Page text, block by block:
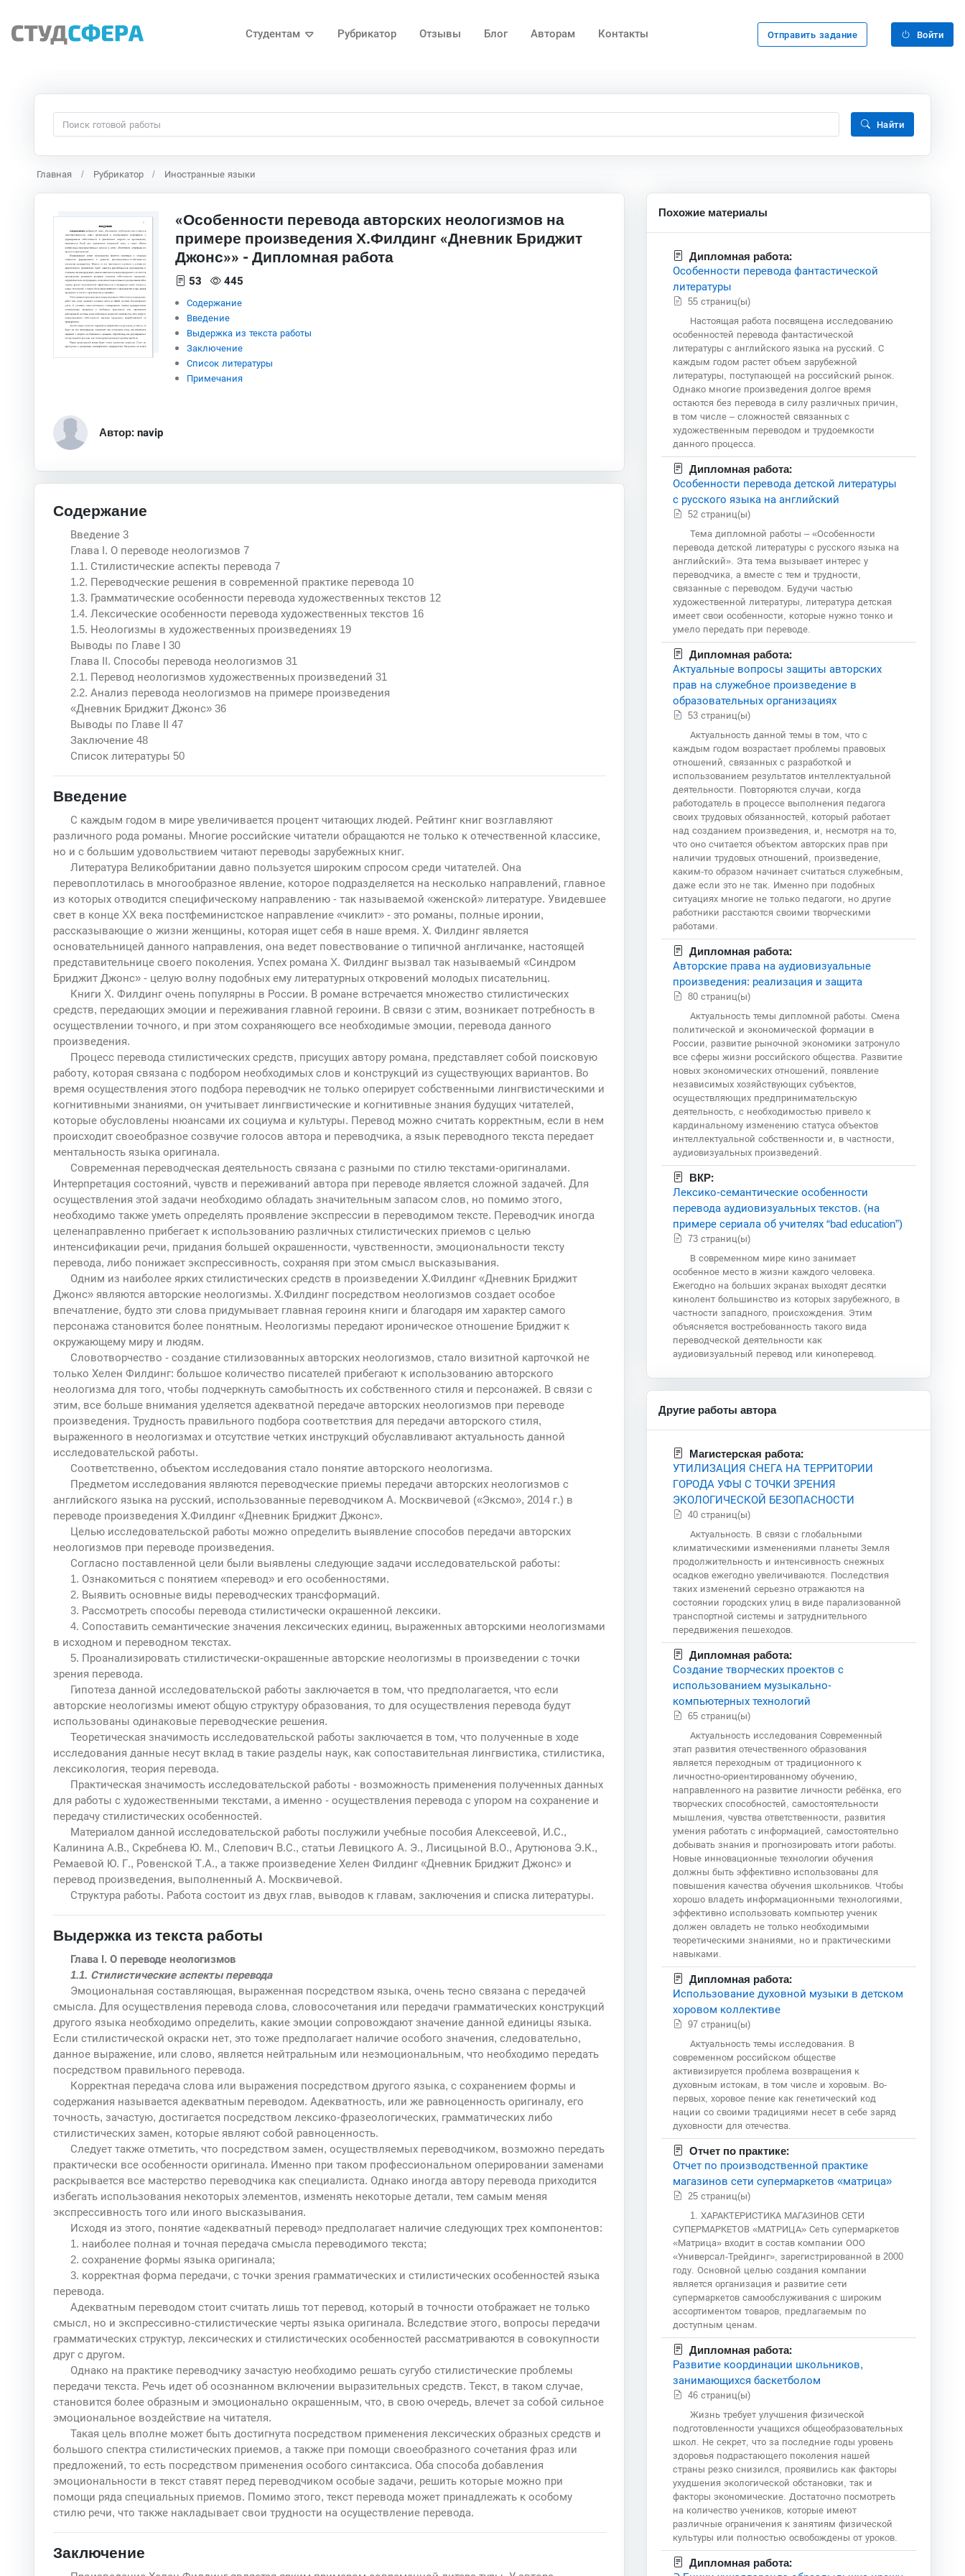
Студентам Рубрикатор Отзывы Блог Авторам Контакты Отправить задание Войти
Найти
Главная Рубрикатор Иностранные языки
«Особенности перевода авторских неологизмов на
примере произведения Х.Филдинг «Дневник Бриджит
Джонс»» - Дипломная работа
53 445
Содержание
Введение
Выдержка из текста работы
Заключение
Список литературы
Примечания
Автор: navip
Содержание
Введение 3
Глава I. О переводе неологизмов 7
1.1. Стилистические аспекты перевода 7
1.2. Переводческие решения в современной практике перевода 10
1.3. Грамматические особенности перевода художественных текстов 12
1.4. Лексические особенности перевода художественных текстов 16
1.5. Неологизмы в художественных произведениях 19
Выводы по Главе I 30
Глава II. Способы перевода неологизмов 31
2.1. Перевод неологизмов художественных произведений 31
2.2. Анализ перевода неологизмов на примере произведения
«Дневник Бриджит Джонс» 36
Выводы по Главе II 47
Заключение 48
Список литературы 50
Введение
С каждым годом в мире увеличивается процент читающих людей. Рейтинг книг возглавляют
различного рода романы. Многие российские читатели обращаются не только к отечественной классике,
но и с большим удовольствием читают переводы зарубежных книг.
Литература Великобритании давно пользуется широким спросом среди читателей. Она
перевоплотилась в многообразное явление, которое подразделяется на несколько направлений, главное
из которых отводится специфическому направлению - так называемой «женской» литературе. Увидевшее
свет в конце XX века постфеминистское направление «чиклит» - это романы, полные иронии,
рассказывающие о жизни женщины, которая ищет себя в наше время. Х. Филдинг является
основательницей данного направления, она ведет повествование о типичной англичанке, настоящей
представительнице своего поколения. Успех романа X. Филдинг вызвал так называемый «Синдром
Бриджит Джонс» - целую волну подобных ему литературных откровений молодых писательниц.
Книги X. Филдинг очень популярны в России. В романе встречается множество стилистических
средств, передающих эмоции и переживания главной героини. В связи с этим, возникает потребность в
осуществлении точного, и при этом сохраняющего все необходимые эмоции, перевода данного
произведения.
Процесс перевода стилистических средств, присущих автору романа, представляет собой поисковую
работу, которая связана с подбором необходимых слов и конструкций из существующих вариантов. Во
время осуществления этого подбора переводчик не только оперирует собственными лингвистическими и
когнитивными знаниями, он учитывает лингвистические и когнитивные знания будущих читателей,
которые обусловлены нюансами их социума и культуры. Перевод можно считать корректным, если в нем
происходит своеобразное созвучие голосов автора и переводчика, а язык переводного текста передает
ментальность языка оригинала.
Современная переводческая деятельность связана с разными по стилю текстами-оригиналами.
Интерпретация состояний, чувств и переживаний автора при переводе является сложной задачей. Для
осуществления этой задачи необходимо обладать значительным запасом слов, но помимо этого,
необходимо также уметь определять проявление экспрессии в переводимом тексте. Переводчик иногда
целенаправленно прибегает к использованию различных стилистических приемов с целью
интенсификации речи, придания большей окрашенности, чувственности, эмоциональности тексту
перевода, либо понижает экспрессивность, сохраняя при этом смысл высказывания.
Одним из наиболее ярких стилистических средств в произведении Х.Филдинг «Дневник Бриджит
Джонс» являются авторские неологизмы. Х.Филдинг посредством неологизмов создает особое
впечатление, будто эти слова придумывает главная героиня книги и благодаря им характер самого
персонажа становится более понятным. Неологизмы передают ироническое отношение Бриджит к
окружающему миру и людям.
Словотворчество - создание стилизованных авторских неологизмов, стало визитной карточкой не
только Хелен Филдинг: большое количество писателей прибегают к использованию авторского
неологизма для того, чтобы подчеркнуть самобытность их собственного стиля и персонажей. В связи с
этим, все больше внимания уделяется адекватной передаче авторских неологизмов при переводе
произведения. Трудность правильного подбора соответствия для передачи авторского стиля,
выраженного в неологизмах и отсутствие четких инструкций обуславливают актуальность данной
исследовательской работы.
Соответственно, объектом исследования стало понятие авторского неологизма.
Предметом исследования являются переводческие приемы передачи авторских неологизмов с
английского языка на русский, использованные переводчиком А. Москвичевой («Эксмо», 2014 г.) в
переводе произведения Х.Филдинг «Дневник Бриджит Джонс».
Целью исследовательской работы можно определить выявление способов передачи авторских
неологизмов при переводе произведения.
Согласно поставленной цели были выявлены следующие задачи исследовательской работы:
1. Ознакомиться с понятием «перевод» и его особенностями.
2. Выявить основные виды переводческих трансформаций.
3. Рассмотреть способы перевода стилистически окрашенной лексики.
4. Сопоставить семантические значения лексических единиц, выраженных авторскими неологизмами
в исходном и переводном текстах.
5. Проанализировать стилистически-окрашенные авторские неологизмы в произведении с точки
зрения перевода.
Гипотеза данной исследовательской работы заключается в том, что предполагается, что если
авторские неологизмы имеют общую структуру образования, то для осуществления перевода будут
использованы одинаковые переводческие решения.
Теоретическая значимость исследовательской работы заключается в том, что полученные в ходе
исследования данные несут вклад в такие разделы наук, как сопоставительная лингвистика, стилистика,
лексикология, теория перевода.
Практическая значимость исследовательской работы - возможность применения полученных данных
для работы с художественными текстами, а именно - осуществления перевода с упором на сохранение и
передачу стилистических особенностей.
Материалом данной исследовательской работы послужили учебные пособия Алексеевой, И.С.,
Калинина А.В., Скребнева Ю. М., Слепович В.С., статьи Левицкого А. Э., Лисицыной В.О., Арутюнова Э.К.,
Ремаевой Ю. Г., Ровенской Т.А., а также произведение Хелен Филдинг «Дневник Бриджит Джонс» и
перевод произведения, выполненный А. Москвичевой.
Структура работы. Работа состоит из двух глав, выводов к главам, заключения и списка литературы.
Выдержка из текста работы
Глава I. О переводе неологизмов
1.1. Стилистические аспекты перевода
Эмоциональная составляющая, выраженная посредством языка, очень тесно связана с передачей
смысла. Для осуществления перевода слова, словосочетания или передачи грамматических конструкций
другого языка необходимо определить, какие эмоции сопровождают значение данной единицы языка.
Если стилистической окраски нет, это тоже предполагает наличие особого значения, следовательно,
данное выражение, или слово, является нейтральным или неэмоциональным, что необходимо передать
посредством правильного перевода.
Корректная передача слова или выражения посредством другого языка, с сохранением формы и
содержания называется адекватным переводом. Адекватность, или же равноценность оригиналу, его
точность, зачастую, достигается посредством лексико-фразеологических, грамматических либо
стилистических замен, которые являют собой равноценность.
Следует также отметить, что посредством замен, осуществляемых переводчиком, возможно передать
практически все особенности оригинала. Именно при таком профессиональном оперировании заменами
раскрывается все мастерство переводчика как специалиста. Однако иногда автору перевода приходится
избегать использования некоторых элементов, изменять некоторые детали, тем самым меняя
экспрессивность того или иного высказывания.
Исходя из этого, понятие «адекватный перевод» предполагает наличие следующих трех компонентов:
1. наиболее полная и точная передача смысла переводимого текста;
2. сохранение формы языка оригинала;
3. корректная форма передачи, с точки зрения грамматических и стилистических особенностей языка
перевода.
Адекватным переводом стоит считать лишь тот перевод, который в точности отображает не только
смысл, но и экспрессивно-стилистические черты языка оригинала. Вследствие этого, вопросы передачи
грамматических структур, лексических и стилистических особенностей рассматриваются в совокупности
друг с другом.
Однако на практике переводчику зачастую необходимо решать сугубо стилистические проблемы
передачи текста. Речь идет об осознанном включении выразительных средств. Текст, в таком случае,
становится более образным и эмоционально окрашенным, что, в свою очередь, влечет за собой сильное
эмоциональное воздействие на читателя.
Такая цель вполне может быть достигнута посредством применения лексических образных средств и
большого спектра стилистических приемов, а также при помощи своеобразного сочетания фраз или
предложений, то есть посредством применения особого синтаксиса. Оба способа добавления
эмоциональности в текст ставят перед переводчиком особые задачи, решить которые можно при
помощи ряда специальных приемов. Помимо этого, текст перевода может принадлежать к особому
стилю речи, что также накладывает свои трудности на осуществление перевода.
Заключение
Похожие материалы
Дипломная работа:
Особенности перевода фантастической
литературы
55 страниц(ы)
Настоящая работа посвящена исследованию
особенностей перевода фантастической
литературы с английского языка на русский. С
каждым годом растет объем зарубежной
литературы, поступающей на российский рынок.
Однако многие произведения долгое время
остаются без перевода в силу различных причин,
в том числе – сложностей связанных с
художественным переводом и трудоемкости
данного процесса.
Дипломная работа:
Особенности перевода детской литературы
с русского языка на английский
52 страниц(ы)
Тема дипломной работы – «Особенности
перевода детской литературы с русского языка на
английский». Эта тема вызывает интерес у
переводчика, а вместе с тем и трудности,
связанные с переводом. Будучи частью
художественной литературы, литература детская
имеет свои особенности, которые нужно тонко и
умело передать при переводе.
Дипломная работа:
Актуальные вопросы защиты авторских
прав на служебное произведение в
образовательных организациях
53 страниц(ы)
Актуальность данной темы в том, что с
каждым годом возрастает проблемы правовых
отношений, связанных с разработкой и
использованием результатов интеллектуальной
деятельности. Повторяются случаи, когда
работодатель в процессе выполнения педагога
своих трудовых обязанностей, который работает
над созданием произведения, и, несмотря на то,
что оно считается объектом авторских прав при
наличии трудовых отношений, произведение,
каким-то образом начинает считаться служебным,
даже если это не так. Именно при подобных
ситуациях многие не только педагоги, но другие
работники расстаются своими творческими
работами.
Дипломная работа:
Авторские права на аудиовизуальные
произведения: реализация и защита
80 страниц(ы)
Актуальность темы дипломной работы. Смена
политической и экономической формации в
России, развитие рыночной экономики затронуло
все сферы жизни российского общества. Развитие
новых экономических отношений, появление
независимых хозяйствующих субъектов,
осуществляющих предпринимательскую
деятельность, с необходимостью привело к
кардинальному изменению статуса объектов
интеллектуальной собственности и, в частности,
аудиовизуальных произведений.
ВКР:
Лексико-семантические особенности
перевода аудиовизуальных текстов. (на
примере сериала об учителях “bad education”)
73 страниц(ы)
В современном мире кино занимает
особенное место в жизни каждого человека.
Ежегодно на больших экранах выходят десятки
кинолент большинство из которых зарубежного, в
частности западного, происхождения. Этим
объясняется востребованность такого вида
переводческой деятельности как
аудиовизуальный перевод или киноперевод.
Другие работы автора
Магистерская работа:
УТИЛИЗАЦИЯ СНЕГА НА ТЕРРИТОРИИ
ГОРОДА УФЫ С ТОЧКИ ЗРЕНИЯ
ЭКОЛОГИЧЕСКОЙ БЕЗОПАСНОСТИ
40 страниц(ы)
Актуальность. В связи с глобальными
климатическими изменениями планеты Земля
продолжительность и интенсивность снежных
осадков ежегодно увеличиваются. Последствия
таких изменений серьезно отражаются на
состоянии городских улиц в виде парализованной
транспортной системы и затруднительного
передвижения пешеходов.
Дипломная работа:
Создание творческих проектов с
использованием музыкально-
компьютерных технологий
65 страниц(ы)
Актуальность исследования Современный
этап развития отечественного образования
является переходным от традиционного к
личностно-ориентированному обучению,
направленного на развитие личности ребёнка, его
творческих способностей, самостоятельности
мышления, чувства ответственности, развития
умения работать с информацией, самостоятельно
добывать знания и прогнозировать итоги работы.
Новые инновационные технологии обучения
должны быть эффективно использованы для
повышения качества обучения школьников. Чтобы
хорошо владеть информационными технологиями,
эффективно использовать компьютер ученик
должен овладеть не только необходимыми
теоретическими знаниями, но и практическими
навыками.
Дипломная работа:
Использование духовной музыки в детском
хоровом коллективе
97 страниц(ы)
Актуальность темы исследования. В
современном российском обществе
активизируется проблема возвращения к
духовным истокам, в том числе и хоровым. Во-
первых, хоровое пение как генетический код
нации со своими традициями несет в себе заряд
духовности для отечества.
Отчет по практике:
Отчет по производственной практике
магазинов сети супермаркетов «матрица»
25 страниц(ы)
1. ХАРАКТЕРИСТИКА МАГАЗИНОВ СЕТИ
СУПЕРМАРКЕТОВ «МАТРИЦА» Сеть супермаркетов
«Матрица» входит в состав компании ООО
«Универсал-Трейдинг», зарегистрированной в 2000
году. Основной целью создания компании
является организация и развитие сети
супермаркетов самообслуживания с широким
ассортиментом товаров, предлагаемым по
доступным ценам.
Дипломная работа:
Развитие координации школьников,
занимающихся баскетболом
46 страниц(ы)
Жизнь требует улучшения физической
подготовленности учащихся общеобразовательных
школ. Не секрет, что за последние годы уровень
здоровья подрастающего поколения нашей
страны резко снизился, проявились как факторы
ухудшения экологической обстановки, так и
факторы экономические. Достаточно посмотреть
на количество учеников, которые имеют
различные ограничения к занятиям физической
культуры или полностью освобождены от уроков.
Дипломная работа: